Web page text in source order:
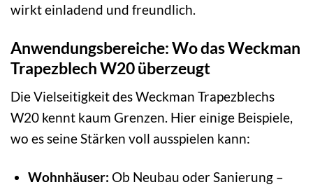
wirkt einladend und freundlich.
Anwendungsbereiche: Wo das Weckman
Trapezblech W20 überzeugt
Die Vielseitigkeit des Weckman Trapezblechs
W20 kennt kaum Grenzen. Hier einige Beispiele,
wo es seine Stärken voll ausspielen kann:
Wohnhäuser: Ob Neubau oder Sanierung –